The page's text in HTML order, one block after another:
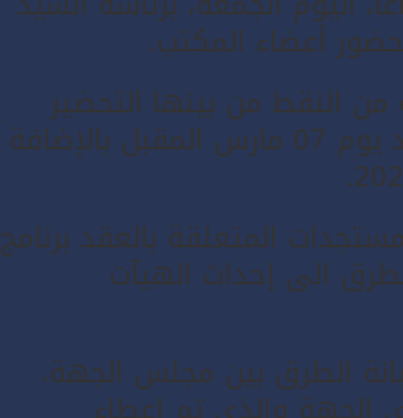
أعضاء المكتب.
النقط من بينها التحضير
للدورة العادية لمجلس الجهة والتي ستنعقد يوم 07 مارس المقبل بالإضافة
المتعلقة بالعقد برنامج
الى إحداث الهيآت
الطرق بين مجلس الجهة،